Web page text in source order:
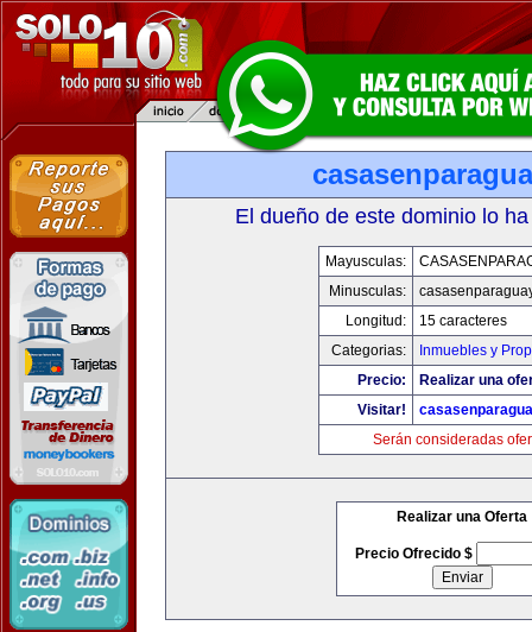
El dueño de este dominio lo
Mayusculas:
Minusculas:
Longitud:
15 caracteres
Categorias:
Inmuebles y
Precio:
Realizar una
Visitar!
Serán consideradas
Realizar una Oferta
Precio Ofrecido $